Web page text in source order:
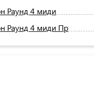
Раунд 4 миди
Раунд 4 миди Пр